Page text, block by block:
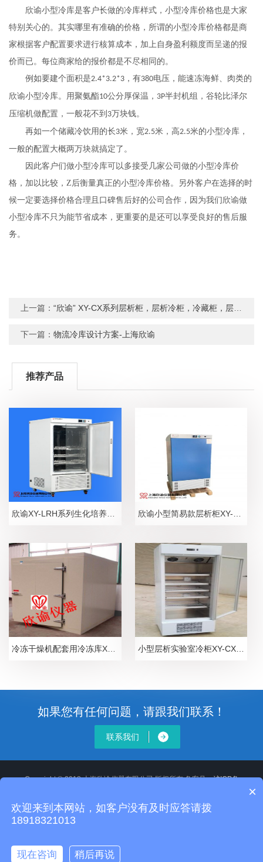
欣谕小型冷库是客户长做的冷库样式，小型冷库价格也是大家
特别关心的。其实哪里有准确的价格，所谓的小型冷库价格都是商
家根据客户配置要求进行核算成本，加上自身盈利额度而呈递的报
价而已。每位商家给的报价都是不尽相同的。
例如要建个面积是2.4*3.2*3 ，有380电压，能速冻海鲜、肉类的
欣谕小型冷库。用聚氨酯10公分厚保温， 3P半封机组，谷轮比泽尔
压缩机做配置，一般花不到 3万块钱。
再如一个储藏冷饮用的长3米，宽2.5米，高2.5米的小型冷库，
一般的配置大概两万块就搞定了。
因此客户们做小型冷库可以多接受几家公司做的小型冷库价
格，加以比较，Z后衡量真正的小型冷库价格。另外客户在选择的时
候一定要选择价格合理且口碑售后好的公司合作，因为我们 欣谕做
小型冷库不只为能节省成本，更重要的是还可以享受良好的售后服
务。
上一篇：“欣谕” XY-CX系列层析柜，层析冷柜，冷藏柜，层析实验冷柜一览表“欣谕” XY-CX系列层析柜，层析冷柜，冷藏柜，层析实验冷柜
下一篇：物流冷库设计方案-上海欣谕
推荐产品
欣谕XY-LRH系列生化培养箱，层析实验箱 欣谕小型简易款层析柜XY-LRH系列冷藏柜，层析实验冷藏柜
冷冻干燥机配套用冷冻库XY-GY-100冻干机速冻库真空冷冻干燥机10平方配套速冻库 小型层析实验室冷柜XY-CX-300L欣谕层析柜试剂测试保存柜
如果您有任何问题，请跟我们联系！
联系我们
Copyright © 2018 上海欣谕仪器有限公司 版权所有 备案号：沪ICP备
地址：
全国统一服务电话：13918118355 24小时服务电话：18918321013 E-
主营设备：冷冻水机，低温水浴槽，制冰机，冷冻干燥机，超低温冰箱，层
×
欢迎来到本网站，如客户没有及时应答请拨
18918321013
现在咨询
稍后再说